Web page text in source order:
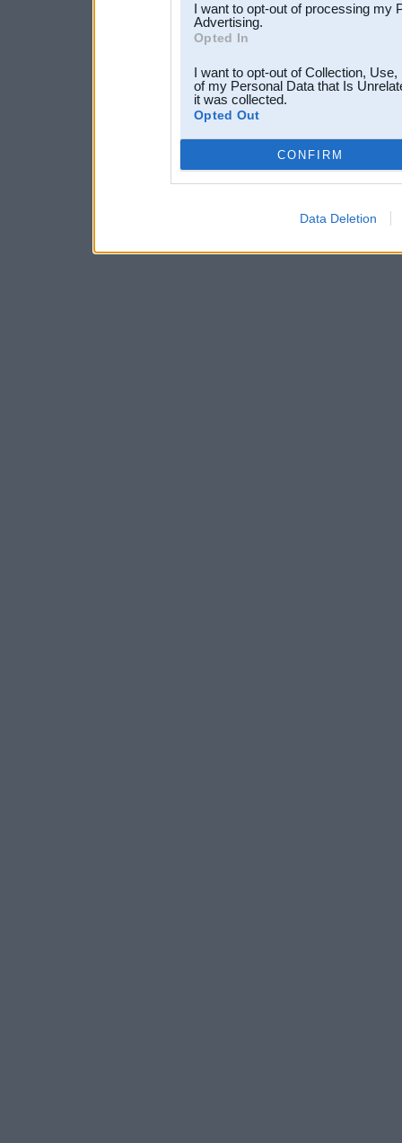
I want to opt-out of processing my
Advertising.
Opted In
I want to opt-out of Collection,
of my Personal Data that Is
it was collected.
Opted Out
CONFIRM
Data Deletion